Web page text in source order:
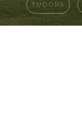
TUDORS